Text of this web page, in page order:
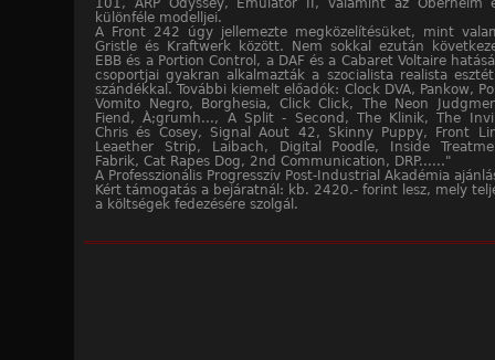
101, ARP Odyssey, Emulator II, valamint az Oberheim
különféle modelljei.
A Front 242 úgy jellemezte megközelítésüket, mint
Gristle és Kraftwerk között. Nem sokkal ezután
EBB és a Portion Control, a DAF és a Cabaret Voltaire
csoportjai gyakran alkalmazták a szocialista realista
szándékkal. További kiemelt előadók: Clock DVA, Pankow,
Vomito Negro, Borghesia, Click Click, The Neon
Fiend, À;grumh..., A Split - Second, The Klinik, The
Chris és Cosey, Signal Aout 42, Skinny Puppy, Front
Leaether Strip, Laibach, Digital Poodle, Inside
Fabrik, Cat Rapes Dog, 2nd Communication, DRP......"
A Professzionális Progresszív Post-Industrial Akadémia
Kért támogatás a bejáratnál: kb. 2420.- forint lesz, mely
a költségek fedezésére szolgál.